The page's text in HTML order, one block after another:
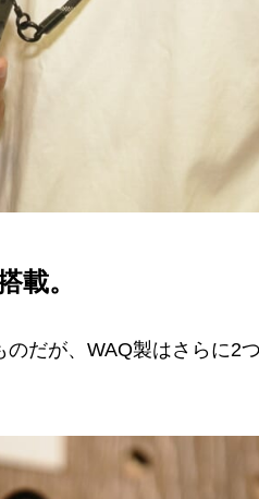
載。
だが、WAQ製はさらに2